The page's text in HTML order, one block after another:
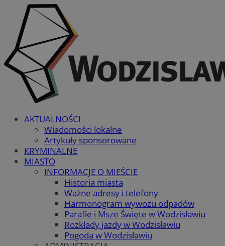
AKTUALNOŚCI
Wiadomości lokalne
Artykuły sponsorowane
KRYMINALNE
MIASTO
INFORMACJE O MIEŚCIE
Historia miasta
Ważne adresy i telefony
Harmonogram wywozu odpadów
Parafie i Msze Święte w Wodzisławiu
Rozkłady jazdy w Wodzisławiu
Pogoda w Wodzisławiu